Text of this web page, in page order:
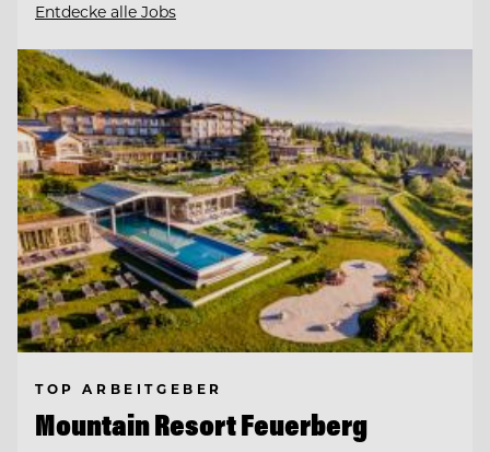
Entdecke alle Jobs
TOP ARBEITGEBER
Mountain Resort Feuerberg